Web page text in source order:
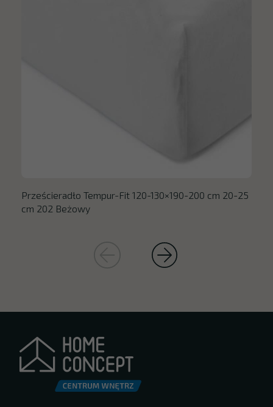
Prześcieradło Tempur-Fit 120-130×190-200 cm 20-25
cm 202 Beżowy